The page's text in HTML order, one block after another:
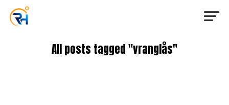
All posts tagged "vranglås"